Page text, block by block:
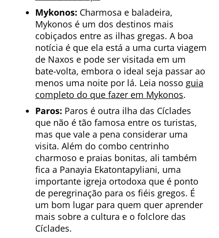
Mykonos: Charmosa e baladeira,
Mykonos é um dos destinos mais
cobiçados entre as ilhas gregas. A boa
notícia é que ela está a uma curta viagem
de Naxos e pode ser visitada em um
bate-volta, embora o ideal seja passar ao
menos uma noite por lá. Leia nosso guia
completo do que fazer em Mykonos.
Paros: Paros é outra ilha das Cíclades
que não é tão famosa entre os turistas,
mas que vale a pena considerar uma
visita. Além do combo centrinho
charmoso e praias bonitas, ali também
fica a Panayia Ekatontapyliani, uma
importante igreja ortodoxa que é ponto
de peregrinação para os fiéis gregos. É
um bom lugar para quem quer aprender
mais sobre a cultura e o folclore das
Cíclades.